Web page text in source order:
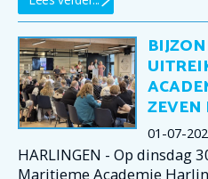
ZEVEN
01-07-
HARLINGEN - Op dinsdag
Maritieme Academie